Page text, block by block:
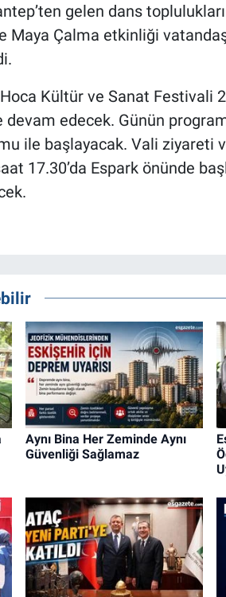
gelen dans
Maya Çalma etkinliği
Kültür ve Sanat Festivali
edecek. Günün
ile başlayacak. Vali ziyareti
17.30’da Espark önünde
Aynı Bina Her Zeminde Aynı
Güvenliği Sağlamaz